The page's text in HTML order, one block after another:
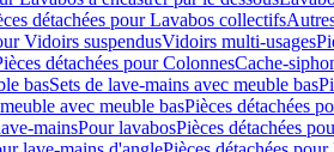
détachées pour Lavabos collectifs
Vidoirs suspendusVidoirs multi-usages
détachées pour ColonnesCache-
basSets de lave-mains avec meuble bas
avec meuble basPièces détachées
mainsPour lavabosPièces détachées